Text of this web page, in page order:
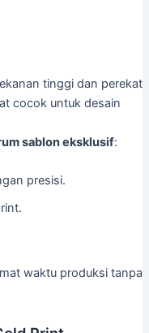
tinggi dan perekat
cocok untuk desain
sablon eksklusif:
presisi.
waktu produksi tanpa